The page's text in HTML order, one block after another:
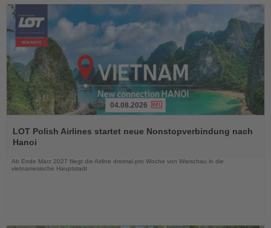
Sie
die
04.08.2026
LOT Polish Airlines startet neue Nonstopverbindung nach
Hanoi
Ab Ende März 2027 fliegt die Airline dreimal pro Woche von Warschau in die
vietnamesische Hauptstadt